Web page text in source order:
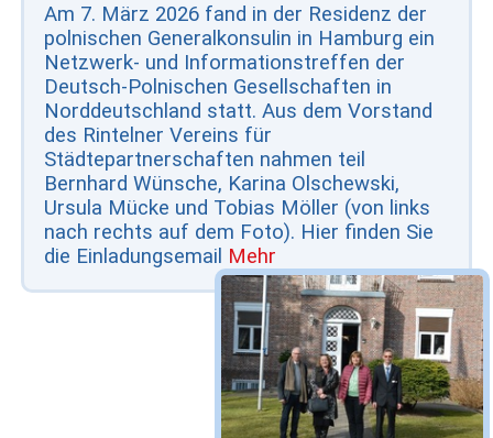
Am 7. März 2026 fand in der Residenz der
polnischen Generalkonsulin in Hamburg ein
Netzwerk- und Informationstreffen der
Deutsch-Polnischen Gesellschaften in
Norddeutschland statt. Aus dem Vorstand
des Rintelner Vereins für
Städtepartnerschaften nahmen teil
Bernhard Wünsche, Karina Olschewski,
Ursula Mücke und Tobias Möller (von links
nach rechts auf dem Foto). Hier finden Sie
die Einladungsemail Mehr